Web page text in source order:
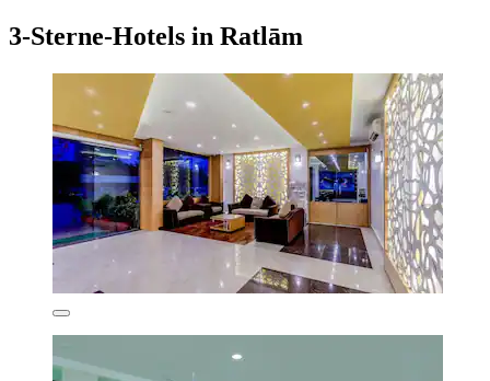
3-Sterne-Hotels in Ratlām